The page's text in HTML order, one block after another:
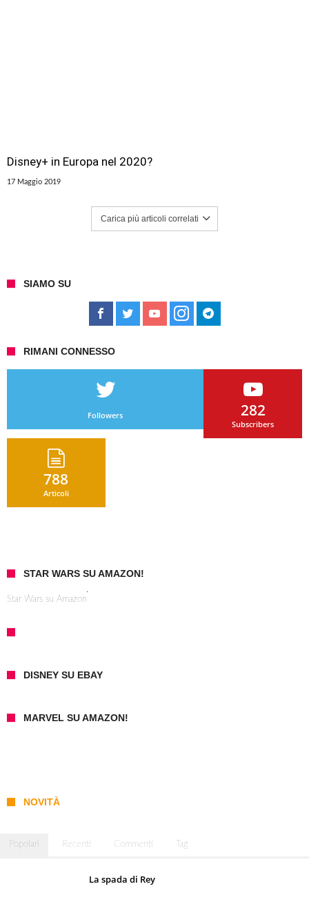
Disney+ in Europa nel 2020?
17 Maggio 2019
Carica più articoli correlati
SIAMO SU
RIMANI CONNESSO
Followers 282
Subscribers
788
Articoli
STAR WARS SU AMAZON!
Star Wars su Amazon
DISNEY SU EBAY
MARVEL SU AMAZON!
NOVITÀ
Popolari Recenti Commenti Tag
La spada di Rey